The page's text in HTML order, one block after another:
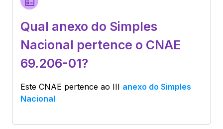
Qual anexo do Simples
Nacional pertence o CNAE
69.206-01?
Este CNAE pertence ao III anexo do Simples
Nacional